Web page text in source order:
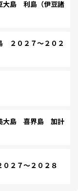
島 利島（伊豆諸
２０２７～２０２
大島 喜界島 加計
２７～２０２８